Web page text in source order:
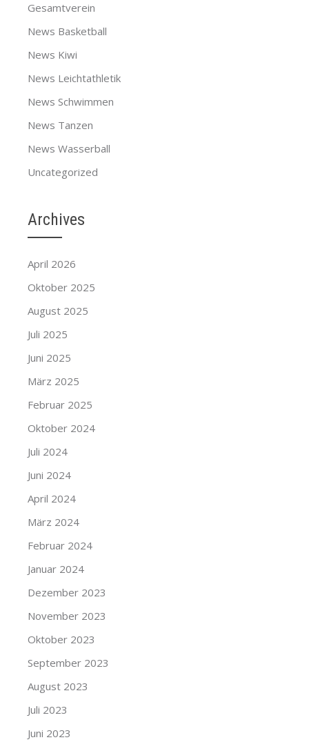
Gesamtverein
News Basketball
News Kiwi
News Leichtathletik
News Schwimmen
News Tanzen
News Wasserball
Uncategorized
Archives
April 2026
Oktober 2025
August 2025
Juli 2025
Juni 2025
März 2025
Februar 2025
Oktober 2024
Juli 2024
Juni 2024
April 2024
März 2024
Februar 2024
Januar 2024
Dezember 2023
November 2023
Oktober 2023
September 2023
August 2023
Juli 2023
Juni 2023